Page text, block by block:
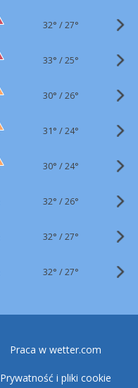
32° /27°
33° /25°
30° /26°
31° /24°
30° /24°
32° /26°
32° /27°
32° /27°
Praca w wetter.com
Prywatność i pliki cookie